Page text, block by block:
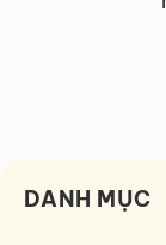
DANH MỤC